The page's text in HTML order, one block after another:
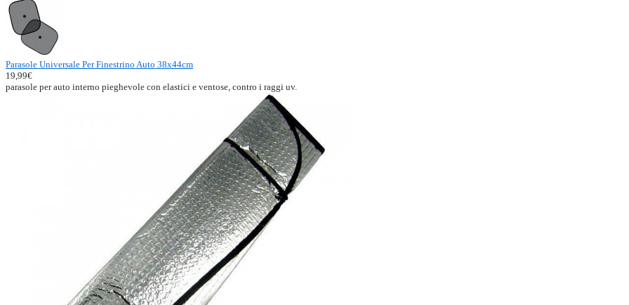
Parasole Universale Per Finestrino Auto 38x44cm
19,99€
parasole per auto interno pieghevole con elastici e ventose, contro i raggi uv.